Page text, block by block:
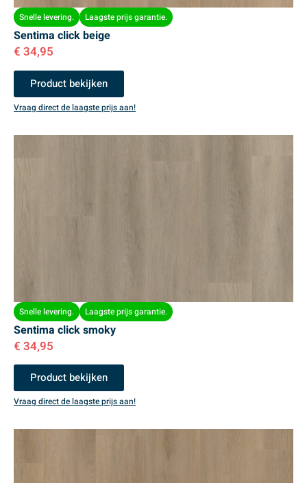
Snelle levering. Laagste prijs garantie.
Sentima click beige
€ 34,95
Product bekijken
Vraag direct de laagste prijs aan!
Snelle levering. Laagste prijs garantie.
Sentima click smoky
€ 34,95
Product bekijken
Vraag direct de laagste prijs aan!